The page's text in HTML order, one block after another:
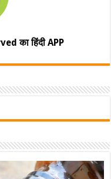
का हिंदी APP